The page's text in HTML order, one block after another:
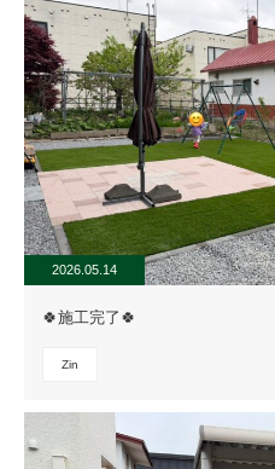
2026.05.14
🍀施工完了🍀
Zin